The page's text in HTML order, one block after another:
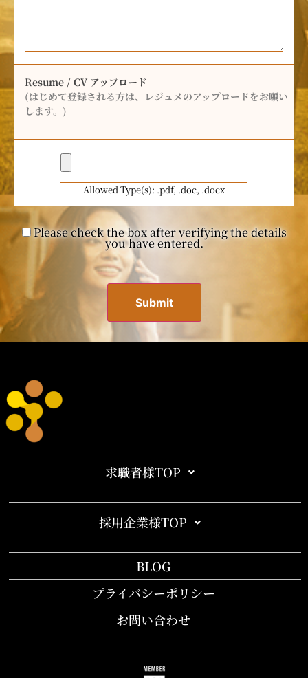
Resume / CV アップロード
(はじめて登録される方は、レジュメのアップロードをお願い
します。)
Allowed Type(s): .pdf, .doc, .docx
Please check the box after verifying the details
you have entered.
求職者様TOP
採用企業様TOP
BLOG
プライバシーポリシー
お問い合わせ